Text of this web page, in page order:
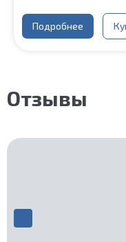
Глубина ступени:
300
Материал каркаса:
Ширина марша: 900 мм
Подробнее
Отзывы